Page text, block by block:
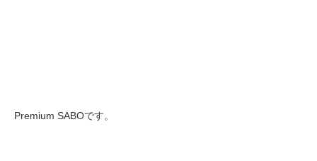
Premium SABOです。